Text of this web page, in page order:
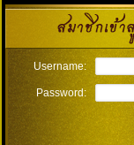
Username:
Password: